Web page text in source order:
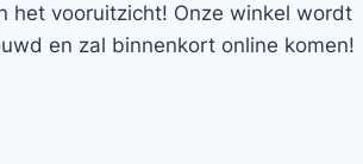
het vooruitzicht! Onze winkel wordt
en zal binnenkort online komen!